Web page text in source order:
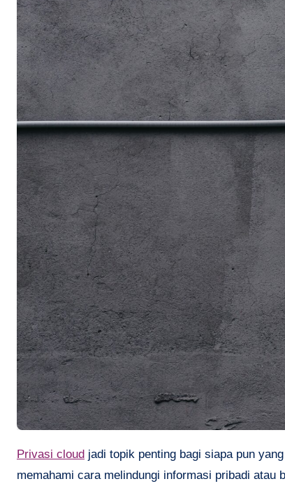
Privasi cloud jadi topik penting bagi siapa pun
memahami cara melindungi informasi pribadi